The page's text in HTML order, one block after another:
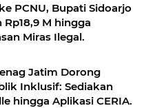
PCNU, Bupati Sidoarjo
Rp18,9 M hingga
Miras Ilegal.
Jatim Dorong
Inklusif: Sediakan
hingga Aplikasi CERIA.